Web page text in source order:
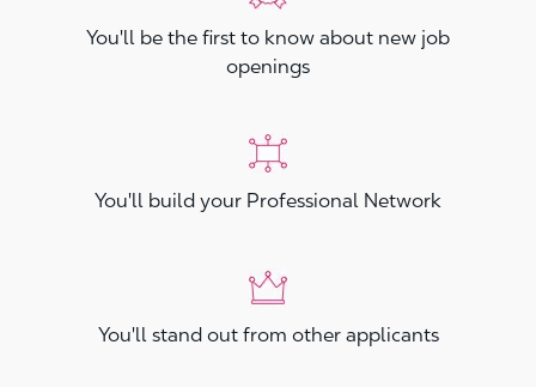
You'll be the first to know about new job
openings
You'll build your Professional Network
You'll stand out from other applicants